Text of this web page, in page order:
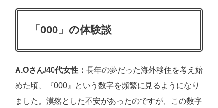
「000」の体験談
A.Oさん/40代女性： 長年の夢だった海外移住を考え始
めた頃、『000』という数字を頻繁に見るようになり
ました。漠然とした不安があったのですが、この数字